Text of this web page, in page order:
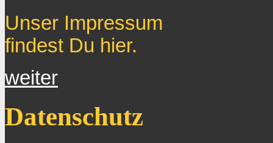
Unser Impressum
findest Du hier.
weiter
Datenschutz